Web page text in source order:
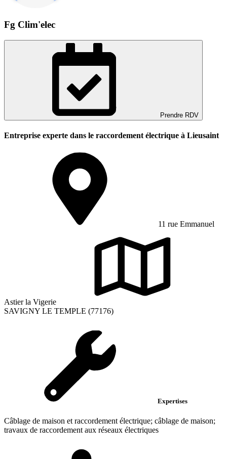
Fg Clim'elec
Prendre RDV
Entreprise experte dans le raccordement électrique à Lieusaint
11 rue Emmanuel
Astier la Vigerie
SAVIGNY LE TEMPLE (77176)
Expertises
Câblage de maison et raccordement électrique; câblage de maison;
travaux de raccordement aux réseaux électriques